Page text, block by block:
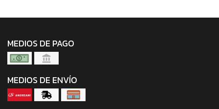
MEDIOS DE PAGO
MEDIOS DE ENVÍO